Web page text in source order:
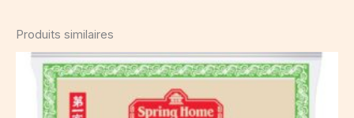
Produits similaires